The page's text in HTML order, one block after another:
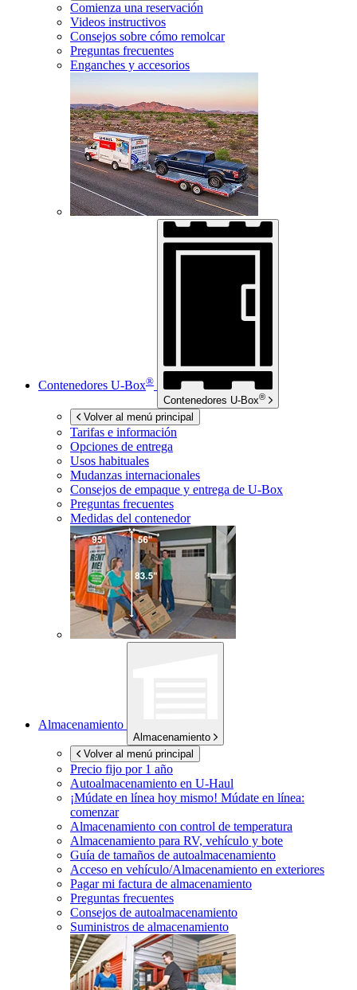
Comienza una reservación
Videos instructivos
Consejos sobre cómo remolcar
Preguntas frecuentes
Enganches y accesorios
Contenedores U-Box®
Contenedores U-Box®
Volver al menú principal
Tarifas e información
Opciones de entrega
Usos habituales
Mudanzas internacionales
Consejos de empaque y entrega de U-Box
Preguntas frecuentes
Medidas del contenedor
Almacenamiento
Almacenamiento
Volver al menú principal
Precio fijo por 1 año
Autoalmacenamiento en U-Haul
¡Múdate en línea hoy mismo! Múdate en línea:
comenzar
Almacenamiento con control de temperatura
Almacenamiento para RV, vehículo y bote
Guía de tamaños de autoalmacenamiento
Acceso en vehículo/Almacenamiento en exteriores
Pagar mi factura de almacenamiento
Preguntas frecuentes
Consejos de autoalmacenamiento
Suministros de almacenamiento